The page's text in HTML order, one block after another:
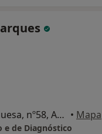
Av. Da Força Aérea Portuguesa, nº58, Aveiro • Mapa
e de Diagnóstico